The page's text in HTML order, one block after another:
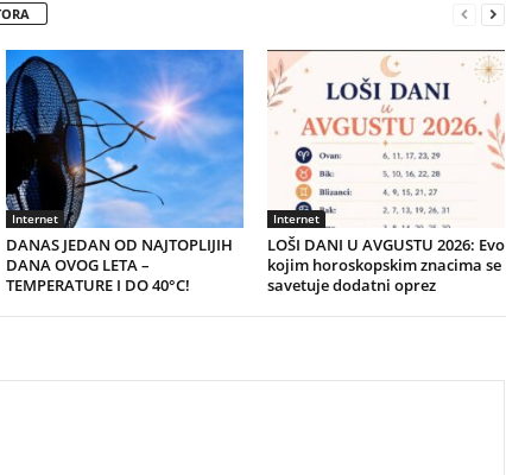
Internet
DANAS JEDAN OD NAJTOPLIJIH
DANA OVOG LETA –
TEMPERATURE I DO 40°C!
Internet
LOŠI DANI U AVGUSTU 2026: Evo
kojim horoskopskim znacima se
savetuje dodatni oprez